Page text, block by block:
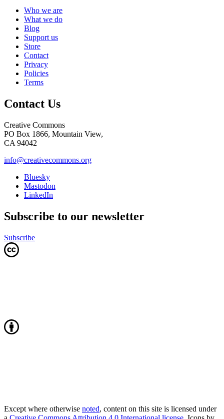
Who we are
What we do
Blog
Support us
Store
Contact
Privacy
Policies
Terms
Contact Us
Creative Commons
PO Box 1866, Mountain View,
CA 94042
info@creativecommons.org
Bluesky
Mastodon
LinkedIn
Subscribe to our newsletter
Subscribe
Except where otherwise noted, content on this site is licensed under